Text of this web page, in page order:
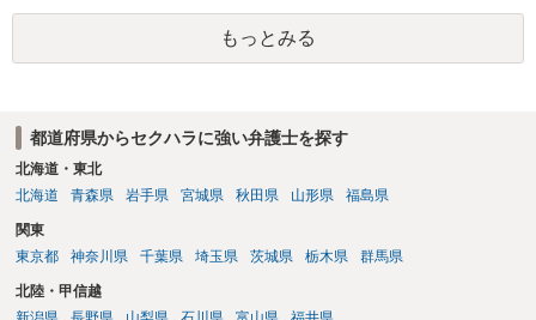
談するか、労働基準監督署に相談する等の対応をしていただくことが
もっとみる
都道府県からセクハラに強い弁護士を探す
北海道・東北
北海道
青森県 岩手県 宮城県 秋田県 山形県 福島県
関東
東京都
神奈川県 千葉県 埼玉県 茨城県 栃木県 群馬県
北陸・甲信越